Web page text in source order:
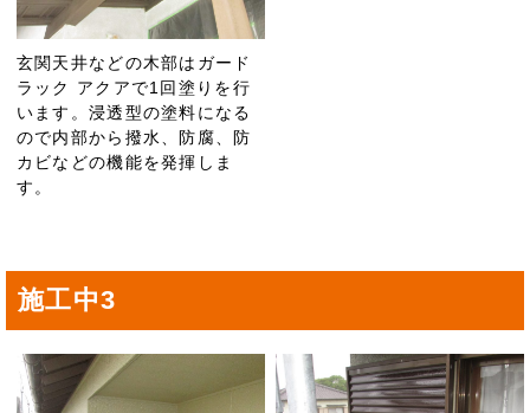
玄関天井などの木部はガード
ラック アクアで1回塗りを行
います。浸透型の塗料になる
ので内部から撥水、防腐、防
カビなどの機能を発揮しま
す。
施工中3